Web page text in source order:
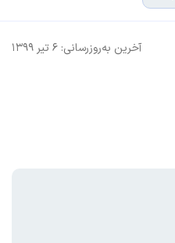
آخرین به‌روزرسانی: ۶ تیر ۱۳۹۹